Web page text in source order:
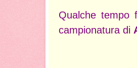
Qualche tempo
campionatura di